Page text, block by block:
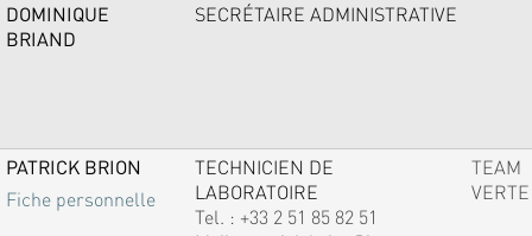
DOMINIQUE
BRIAND
SECRÉTAIRE ADMINISTRATIVE
PATRICK BRION
Fiche personnelle
TECHNICIEN DE
LABORATOIRE
Tel. : +33 2 51 85 82 51
TEAM
VERTE